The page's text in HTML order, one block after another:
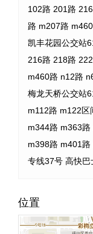
102路 201路
路 m207路
凯丰花园公交站
216路 218路
m460路 n12路
梅龙天桥公交站
m112路 m122
m344路 m363
m398路 m401
专线37号 高快巴
位置